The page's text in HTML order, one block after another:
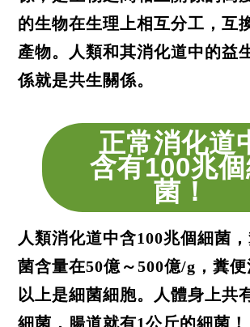
的生物在生理上相互分工，互
產物。人類和其消化道中的益
係就是共生關係。
正常消化道
含有100兆個
菌！
人類消化道中含100兆個細菌
菌含量在50億～500億/g，糞便
以上是細菌細胞。人體身上共
細菌，腸道就有1公斤的細菌！